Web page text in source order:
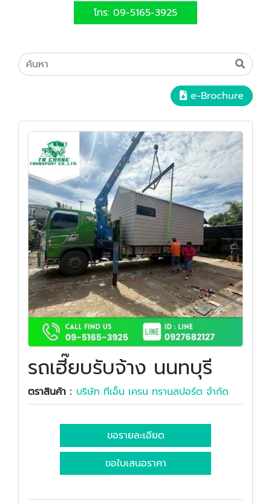
โทร: 09-5165-3925
e-Brochure
รถเฮี๊ยบรับจ้าง นนทบุรี
ตราสินค้า : บริษัท ทีเอ็น เครน ทรานสปอร์ต จำกัด
ขอรายละเอียด
ขอใบเสนอราคา